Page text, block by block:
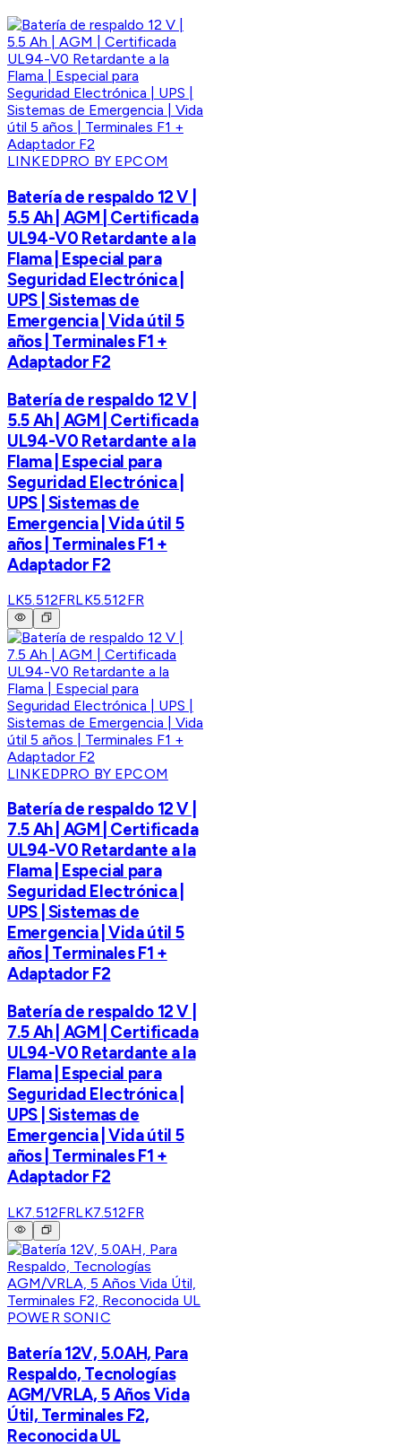
LINKEDPRO BY EPCOM
Batería de respaldo 12 V |
5.5 Ah | AGM | Certificada
UL94-V0 Retardante a la
Flama | Especial para
Seguridad Electrónica |
UPS | Sistemas de
Emergencia | Vida útil 5
años | Terminales F1 +
Adaptador F2
Batería de respaldo 12 V |
5.5 Ah | AGM | Certificada
UL94-V0 Retardante a la
Flama | Especial para
Seguridad Electrónica |
UPS | Sistemas de
Emergencia | Vida útil 5
años | Terminales F1 +
Adaptador F2
LK5.512FRLK5.512FR
LINKEDPRO BY EPCOM
Batería de respaldo 12 V |
7.5 Ah | AGM | Certificada
UL94-V0 Retardante a la
Flama | Especial para
Seguridad Electrónica |
UPS | Sistemas de
Emergencia | Vida útil 5
años | Terminales F1 +
Adaptador F2
Batería de respaldo 12 V |
7.5 Ah | AGM | Certificada
UL94-V0 Retardante a la
Flama | Especial para
Seguridad Electrónica |
UPS | Sistemas de
Emergencia | Vida útil 5
años | Terminales F1 +
Adaptador F2
LK7.512FRLK7.512FR
POWER SONIC
Batería 12V, 5.0AH, Para
Respaldo, Tecnologías
AGM/VRLA, 5 Años Vida
Útil, Terminales F2,
Reconocida UL